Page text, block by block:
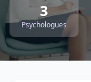
3
Psychologues